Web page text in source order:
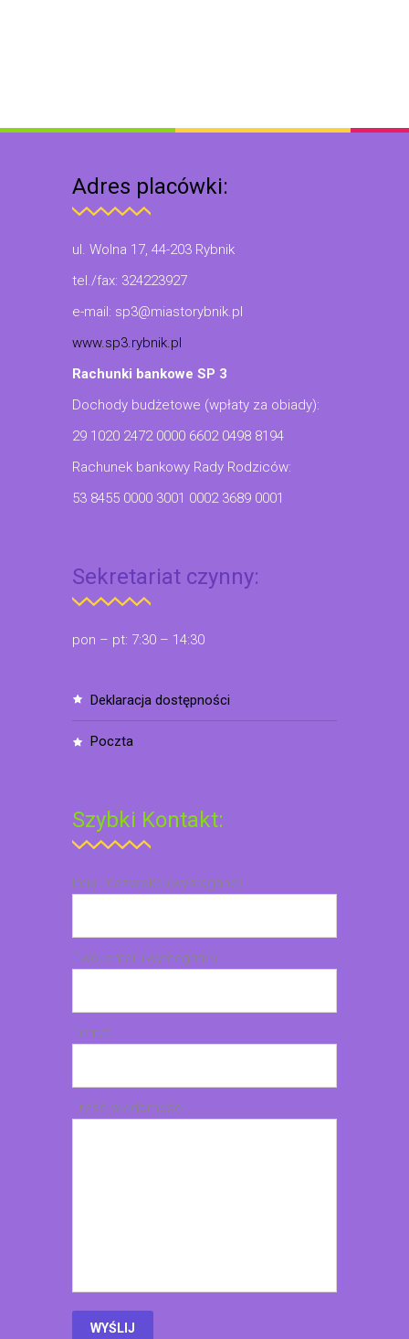
Adres placówki:
ul. Wolna 17, 44-203 Rybnik
tel./fax: 324223927
e-mail: sp3@miastorybnik.pl
www.sp3.rybnik.pl
Rachunki bankowe SP 3
Dochody budżetowe (wpłaty za obiady):
29 1020 2472 0000 6602 0498 8194
Rachunek bankowy Rady Rodziców:
53 8455 0000 3001 0002 3689 0001
Sekretariat czynny:
pon – pt: 7:30 – 14:30
deklaracja dostępności
poczta
Szybki Kontakt:
Imię i nazwisko (wymagane)
Twój email (wymagane)
Temat
Treść wiadomości